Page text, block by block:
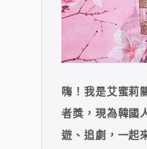
嗨！我是艾蜜莉
者獎，現為韓國
遊、追劇，一起